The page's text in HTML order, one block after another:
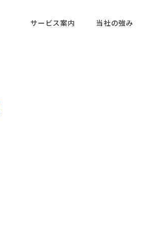
サービス案内 当社の強み